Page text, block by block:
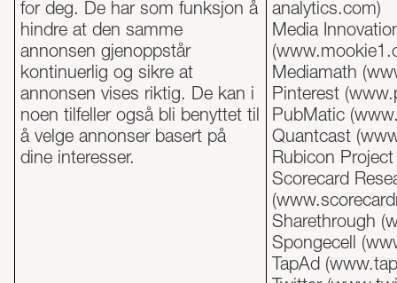
for deg. De har som funksjon å
hindre at den samme
annonsen gjenoppstår
kontinuerlig og sikre at
annonsen vises riktig. De kan i
noen tilfeller også bli benyttet til
å velge annonser basert på
dine interesser.
analytics.com)
Media
Mediamath (
Pinterest (
PubMatic (
Quantcast
Rubicon Project
Scorecard
Sharethrough
Spongecell
TapAd (